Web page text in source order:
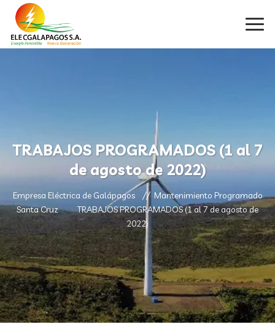
TRABAJOS PROGRAMADOS (1 al 7
de agosto de 2022)
Empresa Eléctrica de Galápagos
Mantenimiento Programado
Santa Cruz
TRABAJOS PROGRAMADOS (1 al 7 de agosto de
2022)